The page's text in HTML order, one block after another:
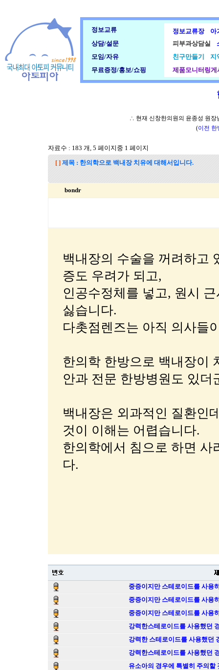
정보교류 정보교류장
아
상담/설문
피부과상담실
모임/자유
친구만들기
지
무료증정/홍보/쇼핑
제품모니터링게
∴ 현재 신창한의원의 윤종성 원장
(이전 한
자료수 : 183 개, 5 페이지중 1 페이지
[ ] 제목 : 한의학으로 백내장 치유에 대해서입니다.
bondr
백내장의 수술을 꺼려하고
증도 우려가 되고,
인공수정체를 넣고, 원시
싫습니다.
다촛점렌즈는 아직 의사들
한의학 한방으로 백내장이
안과 전문 한방병원도 있
백내장은 외과적인 질환인
것이 이해는 어렵습니다.
한의학에서 침으로 하면
다.
중증이지만 스테로이드를 사용
중증이지만 스테로이드를 사용
중증이지만 스테로이드를 사용
강력한스테로이드를 사용했던
강력한 스테로이드를 사용했던
강력한스테로이드를 사용했던
유소아의 경우에 특별히 주의할